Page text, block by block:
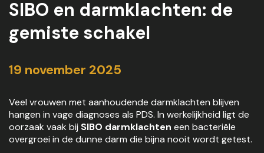
SIBO en darmklachten: de
gemiste schakel
19 november 2025
Veel vrouwen met aanhoudende darmklachten blijven
hangen in vage diagnoses als PDS. In werkelijkheid ligt de
oorzaak vaak bij SIBO darmklachten een bacteriële
overgroei in de dunne darm die bijna nooit wordt getest.